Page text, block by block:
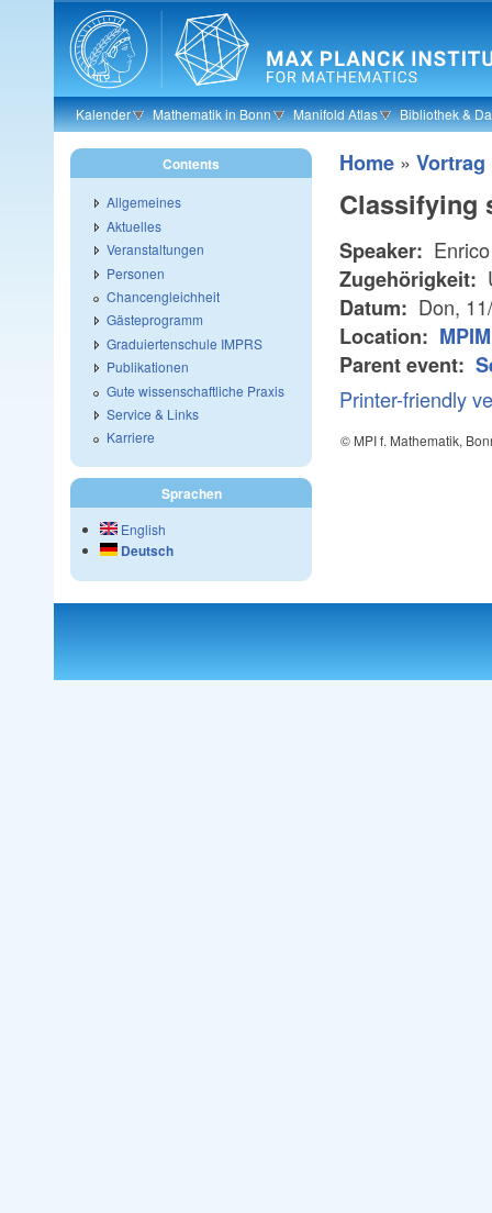
Skip to main content
Kalender Mathematik in Bonn Manifold Atlas Bibliothek &
Home » Vortrag
Classifying
Speaker:
Zugehörigkeit:
Datum: Don,
Location:
Parent event:
Printer-friendly
© MPI f. Mathematik,
Contents
Allgemeines
Aktuelles
Veranstaltungen
Personen
Chancengleichheit
Gästeprogramm
Graduiertenschule IMPRS
Publikationen
Gute wissenschaftliche Praxis
Service & Links
Karriere
Sprachen
English
Deutsch